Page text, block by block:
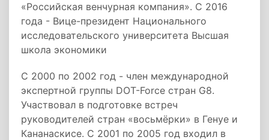
«Российская венчурная компания». С 2016
года - Вице-президент Национального
исследовательского университета Высшая
школа экономики
С 2000 по 2002 год - член международной
экспертной группы DOT-Force стран G8.
Участвовал в подготовке встреч
руководителей стран «восьмёрки» в Генуе и
Кананаскисе. С 2001 по 2005 год входил в